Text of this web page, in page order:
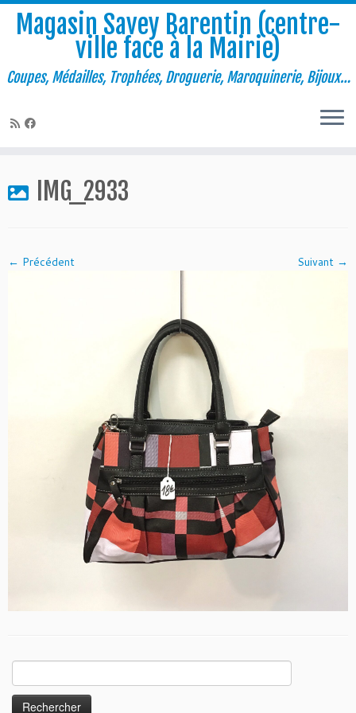
contenu
Magasin Savey Barentin (centre-
ville face à la Mairie)
Coupes, Médailles, Trophées, Droguerie, Maroquinerie, Bijoux…
IMG_2933
← Précédent Suivant →